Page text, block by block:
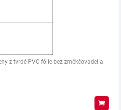
z tvrdé PVC fólie bez změkčovadel a